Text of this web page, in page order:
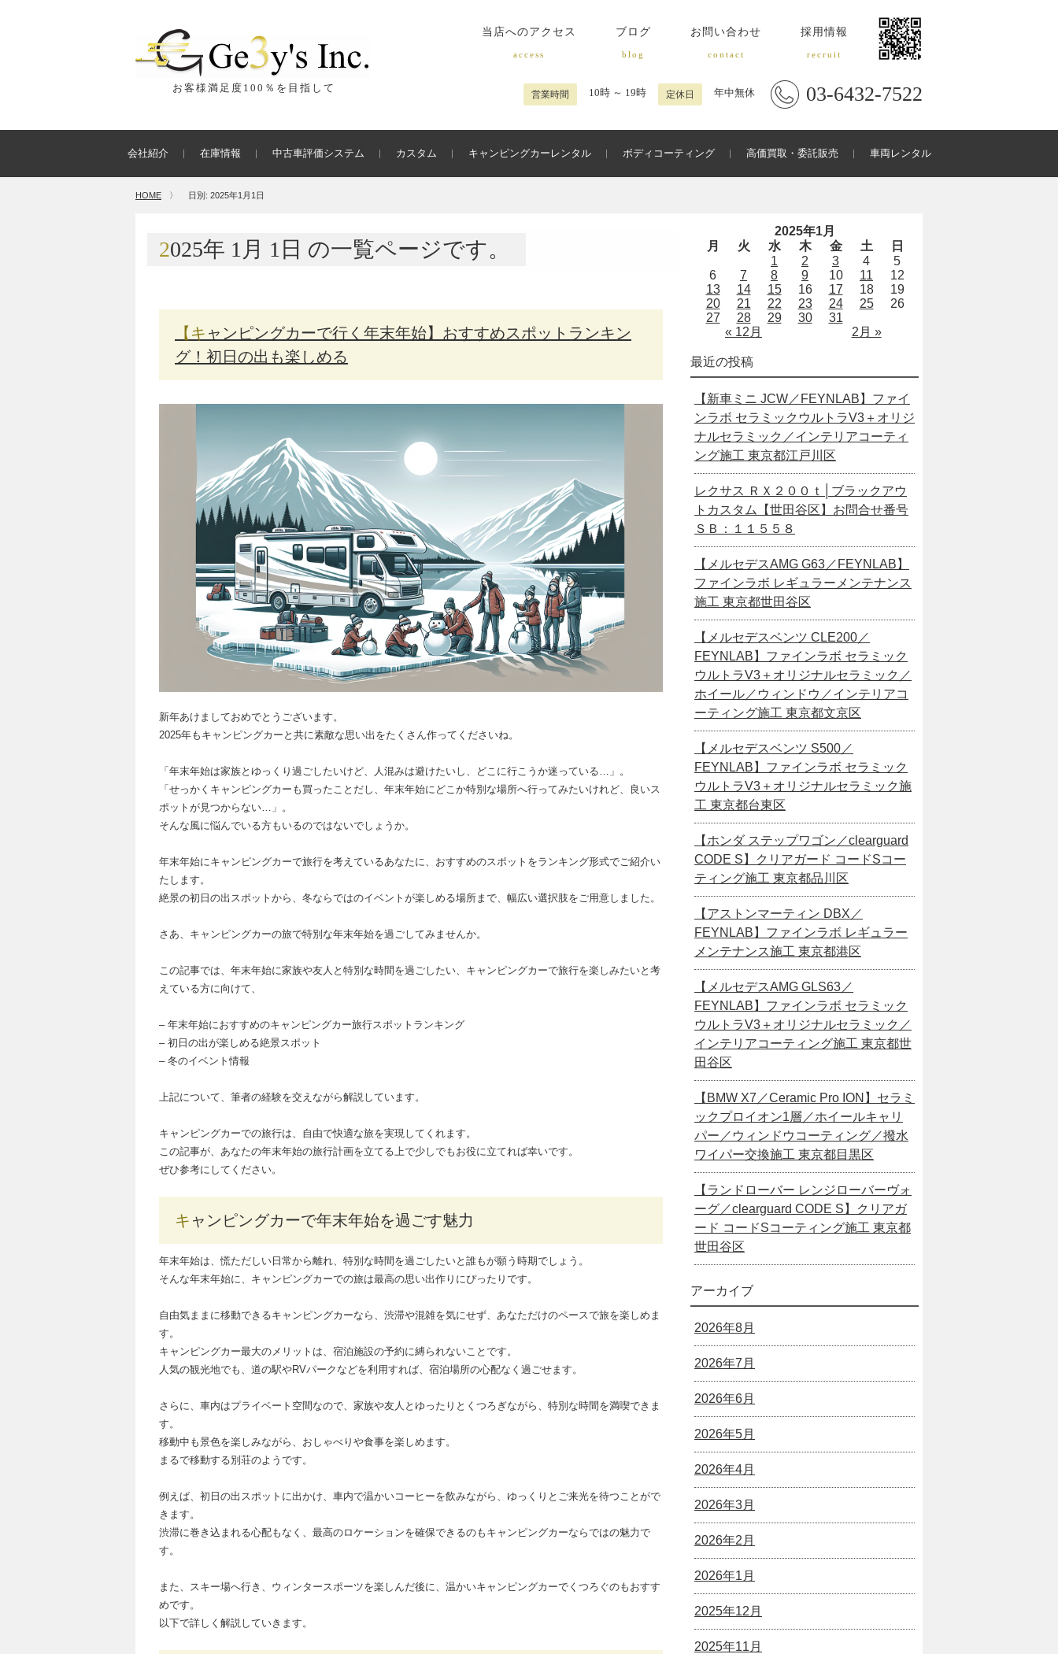
お客様満足度100％を目指して
当店へのアクセス
access
ブログ
blog
お問い合わせ
contact
採用情報
recruit
営業時間 10時 ～ 19時 定休日 年中無休 03-6432-7522
会社紹介 在庫情報 中古車評価システム カスタム キャンピングカーレンタル ボディコーティング 高価買取・委託販売 車両レンタル
HOME 〉 日別: 2025年1月1日
2025年 1月 1日 の一覧ページです。
【キャンピングカーで行く年末年始】おすすめスポットランキン
グ！初日の出も楽しめる
新年あけましておめでとうございます。
2025年もキャンピングカーと共に素敵な思い出をたくさん作ってくださいね。
「年末年始は家族とゆっくり過ごしたいけど、人混みは避けたいし、どこに行こうか迷っている…」。
「せっかくキャンピングカーも買ったことだし、年末年始にどこか特別な場所へ行ってみたいけれど、良いス
ポットが見つからない…」。
そんな風に悩んでいる方もいるのではないでしょうか。
年末年始にキャンピングカーで旅行を考えているあなたに、おすすめのスポットをランキング形式でご紹介い
たします。
絶景の初日の出スポットから、冬ならではのイベントが楽しめる場所まで、幅広い選択肢をご用意しました。
さあ、キャンピングカーの旅で特別な年末年始を過ごしてみませんか。
この記事では、年末年始に家族や友人と特別な時間を過ごしたい、キャンピングカーで旅行を楽しみたいと考
えている方に向けて、
– 年末年始におすすめのキャンピングカー旅行スポットランキング
– 初日の出が楽しめる絶景スポット
– 冬のイベント情報
上記について、筆者の経験を交えながら解説しています。
キャンピングカーでの旅行は、自由で快適な旅を実現してくれます。
この記事が、あなたの年末年始の旅行計画を立てる上で少しでもお役に立てれば幸いです。
ぜひ参考にしてください。
キャンピングカーで年末年始を過ごす魅力
年末年始は、慌ただしい日常から離れ、特別な時間を過ごしたいと誰もが願う時期でしょう。
そんな年末年始に、キャンピングカーでの旅は最高の思い出作りにぴったりです。
自由気ままに移動できるキャンピングカーなら、渋滞や混雑を気にせず、あなただけのペースで旅を楽しめま
す。
キャンピングカー最大のメリットは、宿泊施設の予約に縛られないことです。
人気の観光地でも、道の駅やRVパークなどを利用すれば、宿泊場所の心配なく過ごせます。
さらに、車内はプライベート空間なので、家族や友人とゆったりとくつろぎながら、特別な時間を満喫できま
す。
移動中も景色を楽しみながら、おしゃべりや食事を楽しめます。
まるで移動する別荘のようです。
例えば、初日の出スポットに出かけ、車内で温かいコーヒーを飲みながら、ゆっくりとご来光を待つことがで
きます。
渋滞に巻き込まれる心配もなく、最高のロケーションを確保できるのもキャンピングカーならではの魅力で
す。
また、スキー場へ行き、ウィンタースポーツを楽しんだ後に、温かいキャンピングカーでくつろぐのもおすす
めです。
以下で詳しく解説していきます。
2025年1月
月
火 水 木 金 土 日
« 12月 2月 »
1 2 3 4
5
6
7 8 9 10 11
12
13
14 15 16 17 18
19
20
21 22 23 24 25
26
27
28 29 30 31
最近の投稿
【新車ミニ JCW／FEYNLAB】ファイ
ンラボ セラミックウルトラV3＋オリジ
ナルセラミック／インテリアコーティ
ング施工 東京都江戸川区
レクサス ＲＸ２００ｔ│ブラックアウ
トカスタム【世田谷区】お問合せ番号
ＳＢ：１１５５８
【メルセデスAMG G63／FEYNLAB】
ファインラボ レギュラーメンテナンス
施工 東京都世田谷区
【メルセデスベンツ CLE200／
FEYNLAB】ファインラボ セラミック
ウルトラV3＋オリジナルセラミック／
ホイール／ウィンドウ／インテリアコ
ーティング施工 東京都文京区
【メルセデスベンツ S500／
FEYNLAB】ファインラボ セラミック
ウルトラV3＋オリジナルセラミック施
工 東京都台東区
【ホンダ ステップワゴン／clearguard
CODE S】クリアガード コードSコー
ティング施工 東京都品川区
【アストンマーティン DBX／
FEYNLAB】ファインラボ レギュラー
メンテナンス施工 東京都港区
【メルセデスAMG GLS63／
FEYNLAB】ファインラボ セラミック
ウルトラV3＋オリジナルセラミック／
インテリアコーティング施工 東京都世
田谷区
【BMW X7／Ceramic Pro ION】セラミ
ックプロイオン1層／ホイールキャリ
パー／ウィンドウコーティング／撥水
ワイパー交換施工 東京都目黒区
【ランドローバー レンジローバーヴォ
ーグ／clearguard CODE S】クリアガ
ード コードSコーティング施工 東京都
世田谷区
アーカイブ
2026年8月
2026年7月
2026年6月
2026年5月
2026年4月
2026年3月
2026年2月
2026年1月
2025年12月
2025年11月